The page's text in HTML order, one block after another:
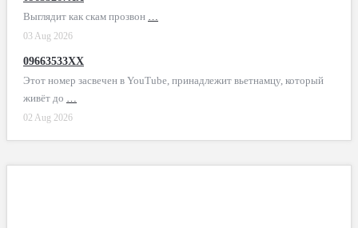
Выглядит как скам прозвон …
03 Aug 2026
09663533XX
Этот номер засвечен в YouTube, принадлежит вьетнамцу, который
живёт до …
02 Aug 2026